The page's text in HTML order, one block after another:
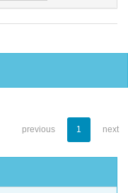
previous 1 next